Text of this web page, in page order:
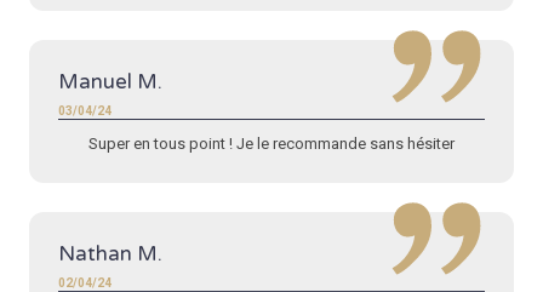
Manuel M.
03/04/24
Super en tous point ! Je le recommande sans hésiter
Nathan M.
02/04/24